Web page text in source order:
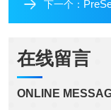
下一个：
在线留言
ONLINE